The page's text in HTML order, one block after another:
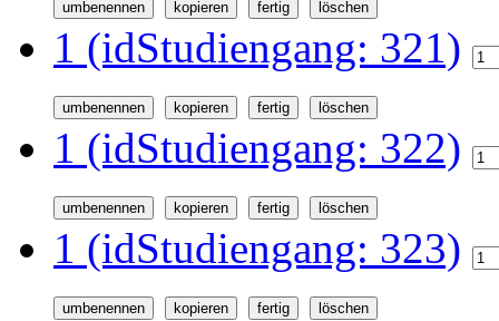
1 (idStudiengang: 321)
1 (idStudiengang: 322)
1 (idStudiengang: 323)